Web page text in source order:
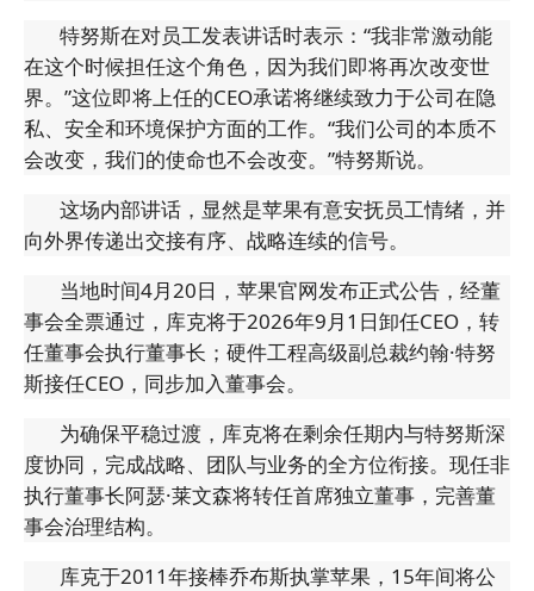
特努斯在对员工发表讲话时表示：“我非常激动能
在这个时候担任这个角色，因为我们即将再次改变世
界。”这位即将上任的CEO承诺将继续致力于公司在隐
私、安全和环境保护方面的工作。“我们公司的本质不
会改变，我们的使命也不会改变。”特努斯说。
这场内部讲话，显然是苹果有意安抚员工情绪，并
向外界传递出交接有序、战略连续的信号。
当地时间4月20日，苹果官网发布正式公告，经董
事会全票通过，库克将于2026年9月1日卸任CEO，转
任董事会执行董事长；硬件工程高级副总裁约翰·特努
斯接任CEO，同步加入董事会。
为确保平稳过渡，库克将在剩余任期内与特努斯深
度协同，完成战略、团队与业务的全方位衔接。现任非
执行董事长阿瑟·莱文森将转任首席独立董事，完善董
事会治理结构。
库克于2011年接棒乔布斯执掌苹果，15年间将公